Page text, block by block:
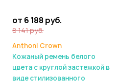
от 6 188 руб.
8 141 руб.
Anthoni Crown
Кожаный ремень белого
цвета с круглой застежкой в
виде стилизованного